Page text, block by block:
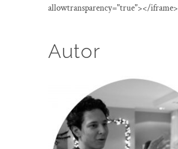
allowtransparency="true"></iframe>
Autor